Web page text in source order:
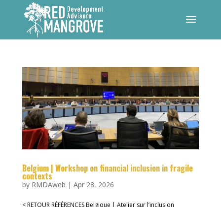
Belgium | Workshop on financial inclusion in fragile
contexts
by RMDAweb | Apr 28, 2026
< RETOUR RÉFÉRENCES Belgique | Atelier sur l’inclusion